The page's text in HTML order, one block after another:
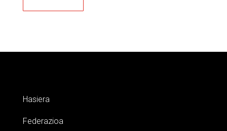
Hasiera
Federazioa